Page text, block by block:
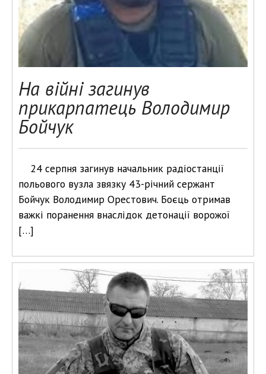
На війні загинув
прикарпатець Володимир
Бойчук
24 серпня загинув начальник радіостанції
польового вузла звязку 43-річний сержант
Бойчук Володимир Орестович. Боєць отримав
важкі поранення внаслідок детонації ворожої
[…]